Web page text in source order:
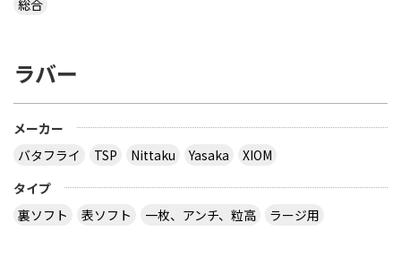
総合
ラバー
メーカー
バタフライ
TSP Nittaku Yasaka
XIOM
タイプ
裏ソフト
表ソフト 一枚、アンチ、粒高 ラージ用